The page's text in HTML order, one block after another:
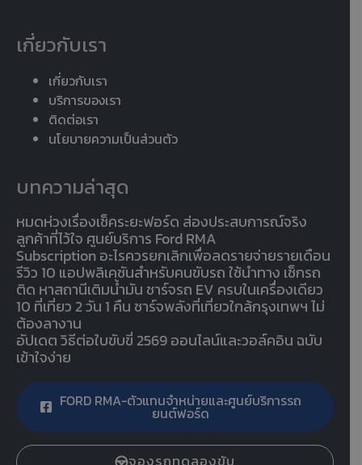
เกี่ยวกับเรา
เกี่ยวกับเรา
บริการของเรา
ติดต่อเรา
นโยบายความเป็นส่วนตัว
บทความล่าสุด
หมดห่วงเรื่องเช็คระยะฟอร์ด ส่องประสบการณ์จริง
ลูกค้าที่ไว้ใจ ศูนย์บริการ Ford RMA
Subscription อะไรควรยกเลิกเพื่อลดรายจ่ายรายเดือน
รีวิว 10 แอปพลิเคชันสำหรับคนขับรถ ใช้นำทาง เช็กรถ
ติด หาสถานีเติมน้ำมัน ชาร์จรถ EV ครบในเครื่องเดียว
10 ที่เที่ยว 2 วัน 1 คืน ชาร์จพลังที่เที่ยวใกล้กรุงเทพฯ ไม่
ต้องลางาน
อัปเดต วิธีต่อใบขับขี่ 2569 ออนไลน์และวอล์คอิน ฉบับ
เข้าใจง่าย
FORD RMA-ตัวแทนจำหน่ายและศูนย์บริการรถ
ยนต์ฟอร์ด